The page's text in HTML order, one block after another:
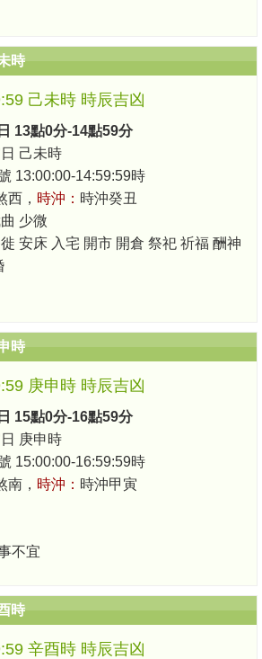
時
己未時 時辰吉凶
13點0分-14點59分
己未時
13:00:00-14:59:59時
西， 時沖： 時沖癸丑
少微
安床 入宅 開市 開倉 祭祀 祈福 酬神
時
庚申時 時辰吉凶
15點0分-16點59分
庚申時
15:00:00-16:59:59時
南， 時沖： 時沖甲寅
不宜
時
辛酉時 時辰吉凶